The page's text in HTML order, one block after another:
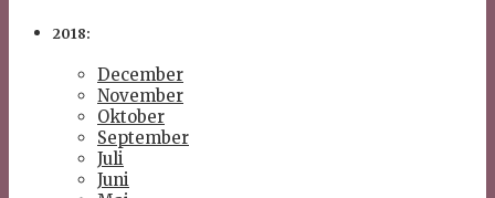
2018:
December
November
Oktober
September
Juli
Juni